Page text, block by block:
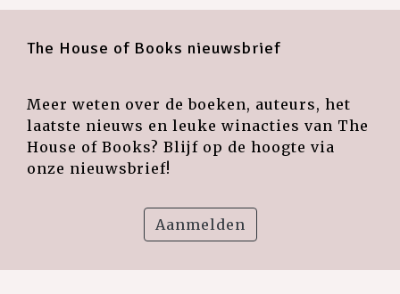
The House of Books nieuwsbrief
Meer weten over de boeken, auteurs, het
laatste nieuws en leuke winacties van The
House of Books? Blijf op de hoogte via
onze nieuwsbrief!
Aanmelden